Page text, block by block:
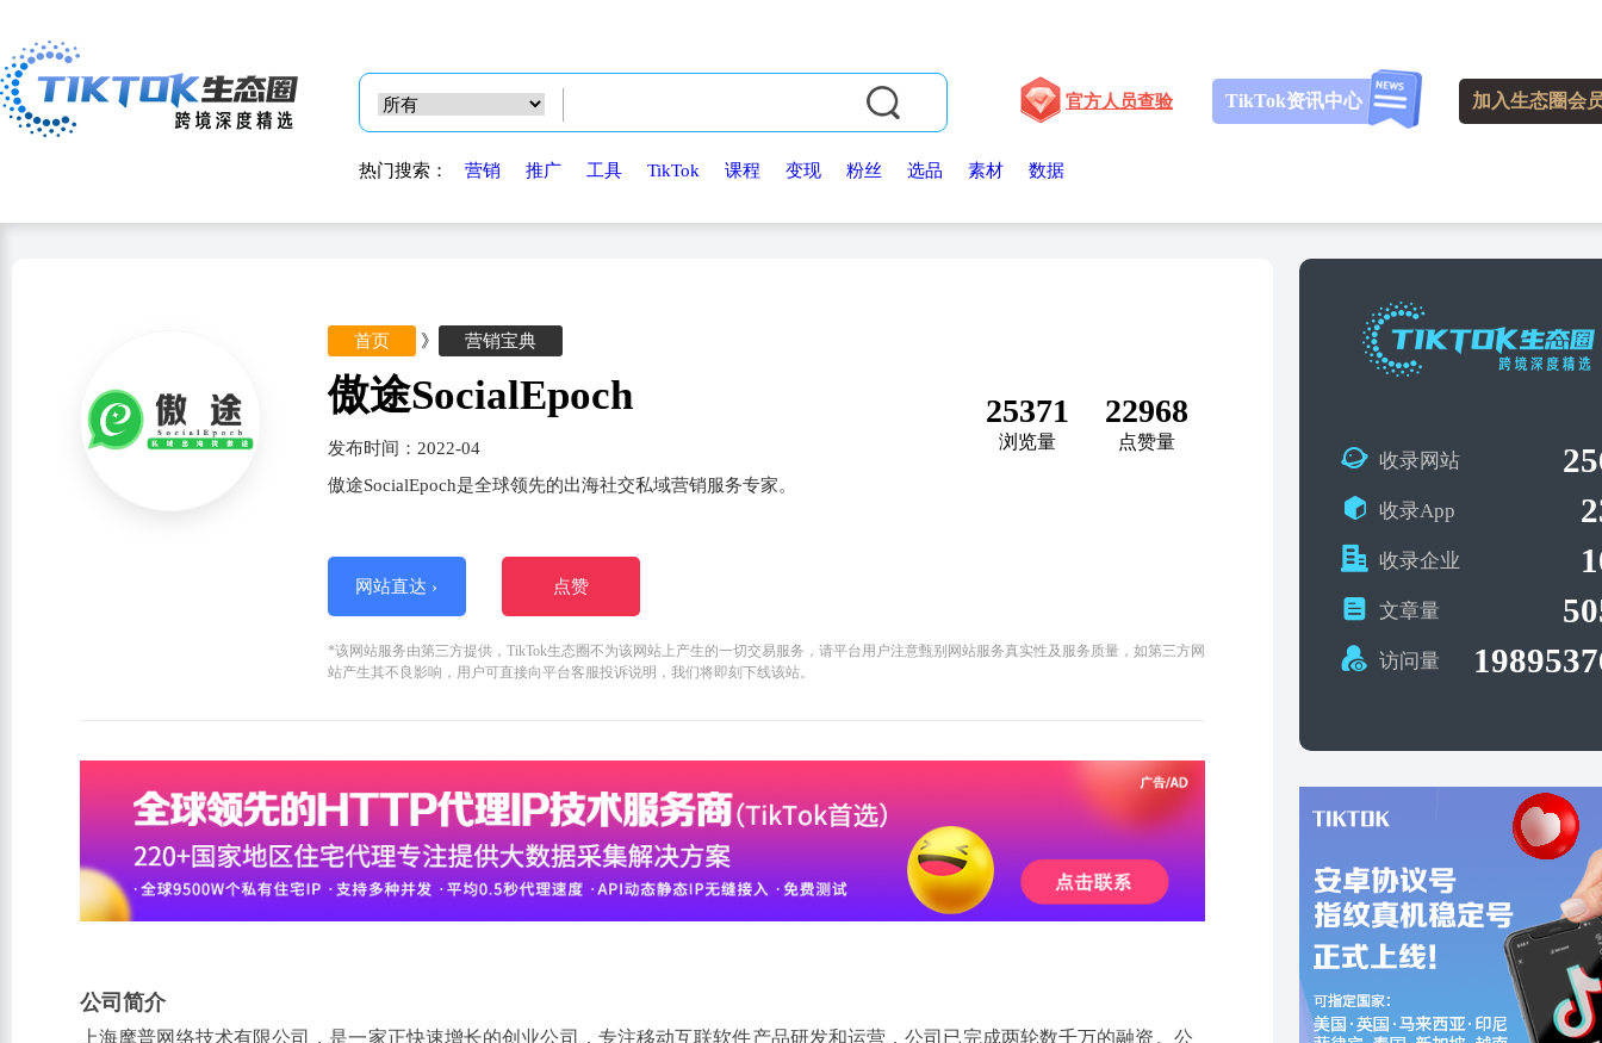
热门搜索： 营销 推广 工具 TikTok 课程 变现 粉丝 选品 素材 数据
官方人员查验 TikTok资讯中心 加入生态圈会
首页 》 营销宝典
傲途SocialEpoch
发布时间：2022-04
傲途SocialEpoch是全球领先的出海社交私域营销服务专家。
25371
浏览量
22968
点赞量
网站直达 › 点赞
*该网站服务由第三方提供，TikTok生态圈不为该网站上产生的一切交易服务，请平台用户注意甄别网站服务真实性及服务质量，如第三方网
站产生其不良影响，用户可直接向平台客服投诉说明，我们将即刻下线该站。
公司简介
上海摩普网络技术有限公司，是一家正快速增长的创业公司，专注移动互联软件产品研发和运营，公司已完成两轮数千万的融资。公
收录网站
收录App
收录企业
文章量
访问量